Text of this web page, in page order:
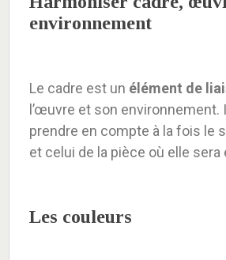
environnement
Le cadre est un élément de
l’œuvre et son environnement.
prendre en compte à la fois le
et celui de la pièce où elle sera
Les couleurs